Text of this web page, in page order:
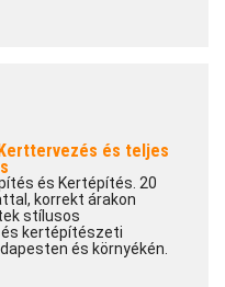
és teljes
és Kertépítés. 20
korrekt árakon
stílusos
kertépítészeti
és környékén.